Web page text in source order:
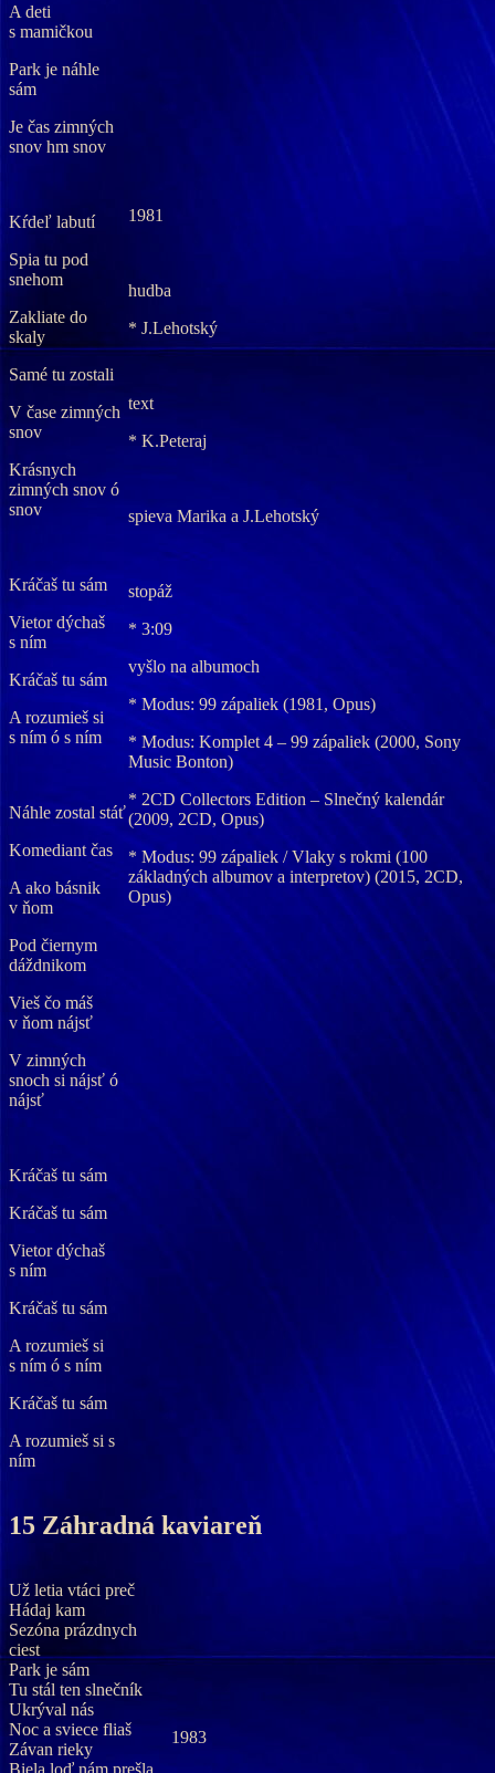
A deti
s mamičkou
Park je náhle
sám
Je čas zimných
snov hm snov
Kŕdeľ labutí
Spia tu pod
snehom
Zakliate do
skaly
Samé tu zostali
V čase zimných
snov
Krásnych
zimných snov ó
snov
Kráčaš tu sám
Vietor dýchaš
s ním
Kráčaš tu sám
A rozumieš si
s ním ó s ním
Náhle zostal stáť
Komediant čas
A ako básnik
v ňom
Pod čiernym
dáždnikom
Vieš čo máš
v ňom nájsť
V zimných
snoch si nájsť ó
nájsť
Kráčaš tu sám
Kráčaš tu sám
Vietor dýchaš
s ním
Kráčaš tu sám
A rozumieš si
s ním ó s ním
Kráčaš tu sám
A rozumieš si s
ním
1981
hudba
* J.Lehotský
text
* K.Peteraj
spieva Marika a J.Lehotský
stopáž
* 3:09
vyšlo na albumoch
* Modus: 99 zápaliek (1981, Opus)
* Modus: Komplet 4 – 99 zápaliek (2000, Sony
Music Bonton)
* 2CD Collectors Edition – Slnečný kalendár
(2009, 2CD, Opus)
* Modus: 99 zápaliek / Vlaky s rokmi (100
základných albumov a interpretov) (2015, 2CD,
Opus)
15 Záhradná kaviareň
Už letia vtáci preč
Hádaj kam
Sezóna prázdnych
ciest
Park je sám
Tu stál ten slnečník
Ukrýval nás
Noc a sviece fliaš
Závan rieky
Biela loď nám prešla
1983